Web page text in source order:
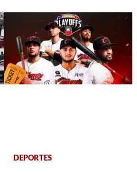
DEPORTES